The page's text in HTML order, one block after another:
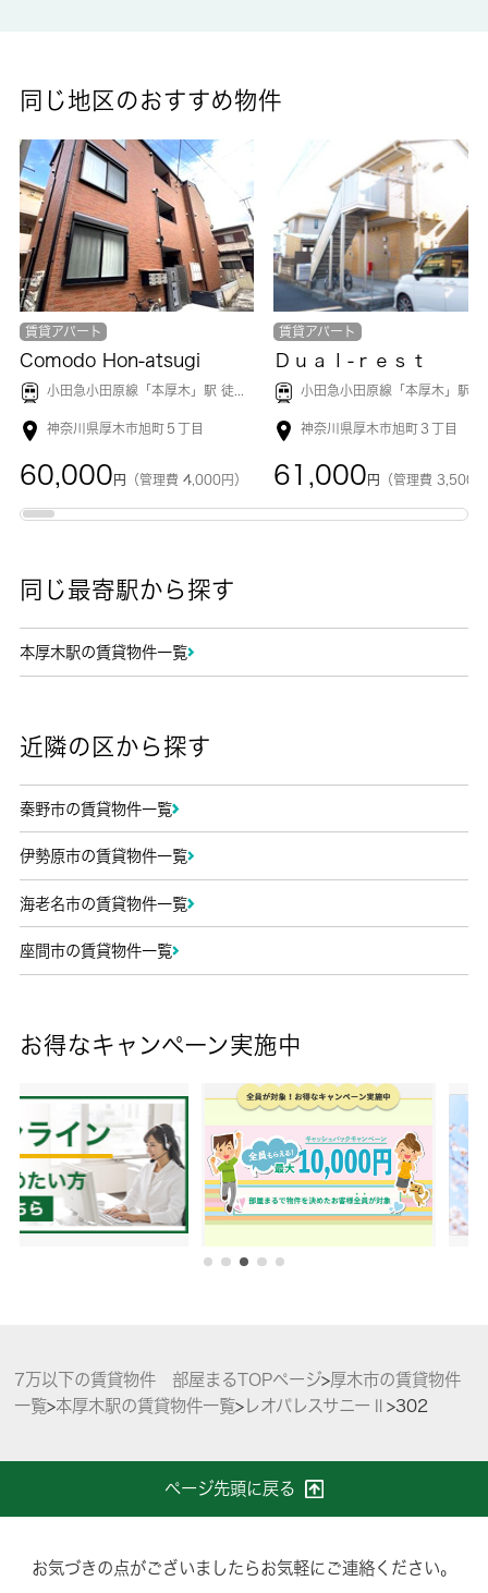
なら 城南コミュニティにご連絡ください。設備が充実したお住
同じ地区のおすすめ物件
賃貸アパート
Comodo Hon-atsugi
小田急小田原線「 本厚木 」駅 徒歩13分
神奈川県厚木市旭町５丁目
60,000 円 （管理費 4,000円）
賃貸アパート
Ｄｕａｌ-ｒｅｓｔ
小田急小田原線「本厚木 」駅 徒歩13分
神奈川県厚木市旭町３丁目
61,000 円 （管理費 3,500
同じ最寄駅から探す
本厚木駅の賃貸物件一覧
近隣の区から探す
秦野市の賃貸物件一覧
伊勢原市の賃貸物件一覧
海老名市の賃貸物件一覧
座間市の賃貸物件一覧
お得なキャンペーン実施中
7万以下の賃貸物件 部屋まるTOPページ>厚木市の賃貸物件
一覧>本厚木駅の賃貸物件一覧>レオパレスサニーⅡ >302
ページ先頭に戻る
お気づきの点がございましたらお気軽にご連絡ください。